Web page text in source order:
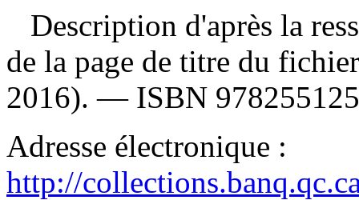
Description d'après la
de la page de titre du
2016). — ISBN
Adresse électronique :
http://